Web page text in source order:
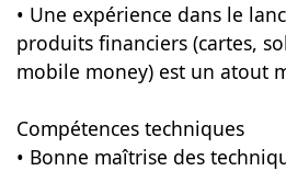
• Une expérience dans le
produits financiers (cartes,
mobile money) est un atout
Compétences techniques
• Bonne maîtrise des